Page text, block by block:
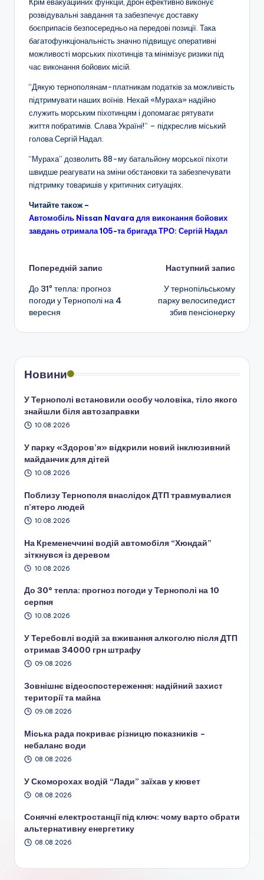
Крім евакуаційних функцій, дрон ефективно виконує
розвідувальні завдання та забезпечує доставку
боєприпасів безпосередньо на передові позиції. Така
багатофункціональність значно підвищує оперативні
можливості морських піхотинців та мінімізує ризики під
час виконання бойових місій.
“Дякую тернополянам-платникам податків за можливість
підтримувати наших воїнів. Нехай «Мураха» надійно
служить морським піхотинцям і допомагає рятувати
життя побратимів. Слава Україні!” – підкреслив міський
голова Сергій Надал.
“Мураха” дозволить 88-му батальйону морської піхоти
швидше реагувати на зміни обстановки та забезпечувати
підтримку товаришів у критичних ситуаціях.
Читайте також –
Автомобіль Nissan Navara для виконання бойових
завдань отримала 105-та бригада ТРО: Сергій Надал
Навігація
по
запису
Попередній запис
До 31º тепла: прогноз
погоди у Тернополі на 4
вересня
Наступний запис
У тернопільському
парку велосипедист
збив пенсіонерку
Новини
У Тернополі встановили особу чоловіка, тіло якого
знайшли біля автозаправки
10.08.2026
У парку «Здоров’я» відкрили новий інклюзивний
майданчик для дітей
10.08.2026
Поблизу Тернополя внаслідок ДТП травмувалися
п’ятеро людей
10.08.2026
На Кременеччині водій автомобіля “Хюндай”
зіткнувся із деревом
10.08.2026
До 30° тепла: прогноз погоди у Тернополі на 10
серпня
10.08.2026
У Теребовлі водій за вживання алкоголю після ДТП
отримав 34000 грн штрафу
09.08.2026
Зовнішнє відеоспостереження: надійний захист
території та майна
09.08.2026
Міська рада покриває різницю показників –
небаланс води
08.08.2026
У Скоморохах водій “Лади” заїхав у кювет
08.08.2026
Сонячні електростанції під ключ: чому варто обрати
альтернативну енергетику
08.08.2026